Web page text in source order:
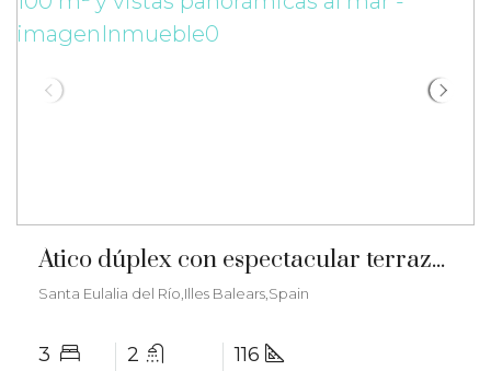
Ático dúplex con espectacular terraza de 100 m² y vistas panorámicas al mar – ma-2573
Santa Eulalia del Río,Illes Balears,Spain
3 2 116